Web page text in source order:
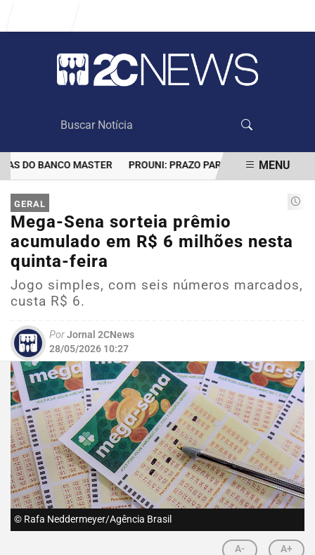
DO BANCO MASTER PROUNI: PRAZO PARA COMPROVAR
EM ALTA
MENU
GERAL
Mega-Sena sorteia prêmio
acumulado em R$ 6 milhões nesta
quinta-feira
Jogo simples, com seis números marcados,
custa R$ 6.
PorJornal 2CNews
28/05/2026 10:27
© Rafa Neddermeyer/Agência Brasil
A- A+